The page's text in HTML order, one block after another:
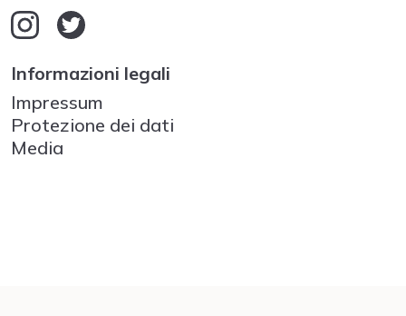
Deutsch
English
Français
Informazioni legali
Impressum
Protezione dei dati
Media